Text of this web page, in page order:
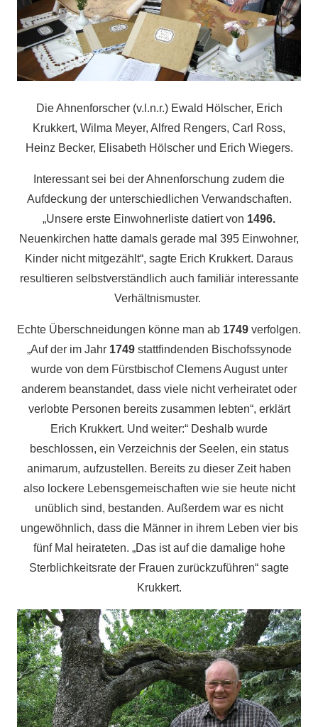
Die Ahnenforscher (v.l.n.r.) Ewald Hölscher, Erich
Krukkert, Wilma Meyer, Alfred Rengers, Carl Ross,
Heinz Becker, Elisabeth Hölscher und Erich Wiegers.
Interessant sei bei der Ahnenforschung zudem die
Aufdeckung der unterschiedlichen Verwandschaften.
„Unsere erste Einwohnerliste datiert von 1496.
Neuenkirchen hatte damals gerade mal 395 Einwohner,
Kinder nicht mitgezählt“, sagte Erich Krukkert. Daraus
resultieren selbstverständlich auch familiär interessante
Verhältnismuster.
Echte Überschneidungen könne man ab 1749 verfolgen.
„Auf der im Jahr 1749 stattfindenden Bischofssynode
wurde von dem Fürstbischof Clemens August unter
anderem beanstandet, dass viele nicht verheiratet oder
verlobte Personen bereits zusammen lebten“, erklärt
Erich Krukkert. Und weiter:“ Deshalb wurde
beschlossen, ein Verzeichnis der Seelen, ein status
animarum, aufzustellen. Bereits zu dieser Zeit haben
also lockere Lebensgemeischaften wie sie heute nicht
unüblich sind, bestanden. Außerdem war es nicht
ungewöhnlich, dass die Männer in ihrem Leben vier bis
fünf Mal heirateten. „Das ist auf die damalige hohe
Sterblichkeitsrate der Frauen zurückzuführen“ sagte
Krukkert.